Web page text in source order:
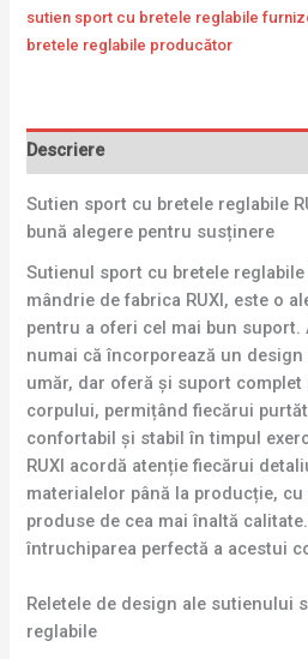
sutien sport cu bretele reglabile
bretele reglabile producător
Descriere
Sutien sport cu bretele reglabile
bună alegere pentru susținere
Sutienul sport cu bretele reglabile
mândrie de fabrica RUXI, este o
pentru a oferi cel mai bun
numai că încorporează un
umăr, dar oferă și suport
corpului, permițând fiecărui
confortabil și stabil în timpul
RUXI acordă atenție fiecărui
materialelor până la producție,
produse de cea mai înaltă
întruchiparea perfectă a acestui
Reletele de design ale sutienului
reglabile